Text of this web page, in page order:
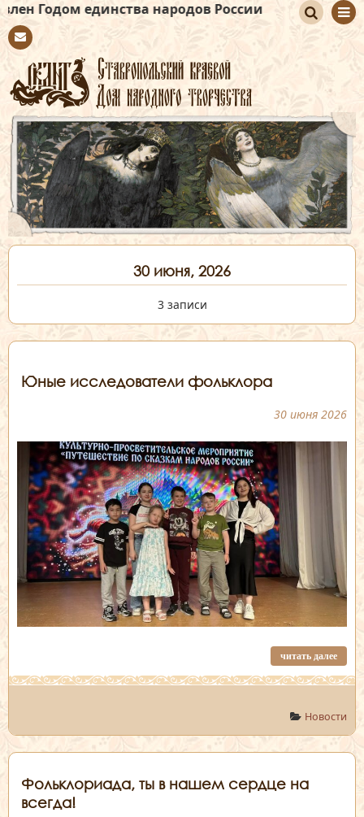
народов России
tact
иск
30 июня, 2026
3 записи
Юные исследователи фольклора
30 июня 2026
читать далее
Новости
Фольклориада, ты в нашем сердце на
всегда!